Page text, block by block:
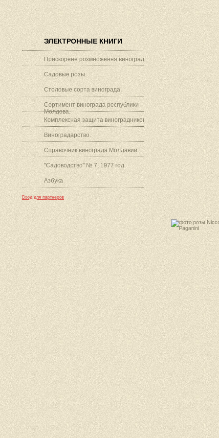
ЭЛЕКТРОННЫЕ КНИГИ
Прискорене розмноження винограду.
Садовые розы.
Столовые сорта винограда.
Сортимент винограда республики
Молдова.
Комплексная защита виноградников.
Виноградарство.
Справочник винограда Молдавии.
"Садоводство" № 7, 1977 год.
Азбука
Вход для партнеров